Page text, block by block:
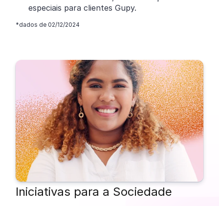
especiais para clientes Gupy.
*dados de 02/12/2024
Iniciativas para a Sociedade